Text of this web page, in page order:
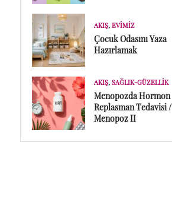
AKIŞ, EVIMIZ
Çocuk Odasını Yaza
Hazırlamak
AKIŞ, SAĞLIK-GÜZELLIK
Menopozda Hormon
Replasman Tedavisi /
Menopoz II